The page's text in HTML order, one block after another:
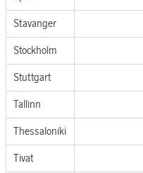
Stavanger
Stockholm
Stuttgart
Tallinn
Thessaloniki
Tivat